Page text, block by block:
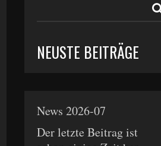
NEUSTE BEITRÄGE
News 2026-07
Der letzte Beitrag ist